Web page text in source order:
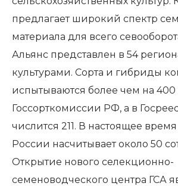
предлагает широкий спектр
материала для всего
Альянс представлен в 54
культурами. Сорта и гибриды
испытываются более чем на 400
Госсорткомиссии РФ, а в
числится 211. В настоящее
России насчитывает около 50
Открытие нового селекционно-
семеноводческого центра ГСА